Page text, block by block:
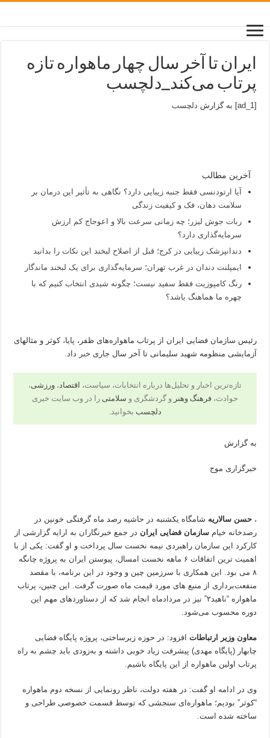
ایران تا آخر سال چهار ماهواره تازه
پرتاب می‌کند_دلچسب
[ad_1] به گزارش دلچسب
آخرین مطالب
آیا ارتودنسی فقط جنبه زیبایی دارد؟ نگاهی به تأثیر این درمان بر
سلامت دهان، فک و کیفیت زندگی
ربات جوش لیزر؛ چه زمانی سرعت بالا و اعوجاج کم ارزش
سرمایه‌گذاری دارد؟
دندانپزشک زیبایی در کرج؛ قبل از اصلاح لبخند این نکات را بدانید
ایمپلنت دندان در غرب تهران؛ سرمایه‌گذاری برای یک لبخند ماندگار
رنگ کامپوزیت فقط سفید نیست؛ چگونه شیدی انتخاب کنیم که با
چهره ما هماهنگ باشد؟
رئیس سازمان فضایی ایران از پرتاب ماهواره‌های ظفر، پایا، کوثر و مثالهای
آزمایشی منظومه شهید سلیمانی تا آخر سال جاری خبر داد.
تازه‌ترین اخبار و تحلیل‌ها درباره انتخابات، سیاست، اقتصاد، ورزشی،
حوادث، فرهنگ وهنر و گردشگری و سلامتی را در وب سایت خبری
دلچسب بخوانید.
به گزارش
خبرگزاری موج
،حسن سالاریه شامگاه یکشنبه در حاشیه رصد ماه گرفتگی خونین در
رصدخانه خیامسازمان فضایی ایران در جمع خبرنگاران به ارایه گزارشی از
کارکرد این سازمان راهبردی نیمه نخست سال پرداخت و او گفت: یکی از با
اهمیت ترین اتفاقات ۶ ماهه نخست امسال، پیوستن ایران به پروژه چانگه
۸ می بود. این همکاری با سرزمین چین و وجود در این برنامه، با مقصد
منفعت‌برداری از منبع های مورد قیمت ماه صورت گرفت. این چنین، پرتاب
ماهواره “ناهید۲” نیز در مردادماه انجام شد که از دستاوردهای مهم این
دوره محسوب می‌شود.
معاون وزیر ارتباطات افزود: در حوزه زیرساختی، پروژه پایگاه فضایی
چابهار (پایگاه مهدی) پیشرفت زیاد خوبی داشته و به‌زودی باید چشم به راه
پرتاب اولین ماهواره از این پایگاه باشیم.
وی در ادامه او گفت: در هفته دولت، ناظر رونمایی از نسخه دوم ماهواره
“کوثر” بودیم؛ ماهواره‌ای سنجشی که توسط قسمت خصوصی طراحی و
ساخته شده است.